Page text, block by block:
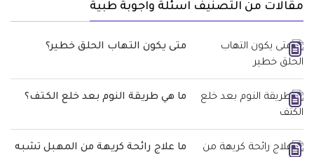
مقالات من التصنيف اسئلة واجوبة طبية
متى يكون التهاب الحلق خطير؟
ما هي طريقة النوم بعد خلع الكتف؟
ما علاج رائحة كريهة من المهبل تشبه